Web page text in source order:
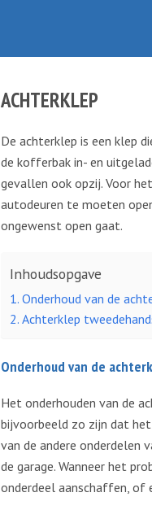
ACHTERKLEP
De achterklep is een klep
de kofferbak in- en
gevallen ook opzij. Voor
autodeuren te moeten
ongewenst open gaat.
Inhoudsopgave
Onderhoud van de
Achterklep
Onderhoud van de
Het onderhouden van de
bijvoorbeeld zo zijn dat
van de andere onderdelen
de garage. Wanneer het
onderdeel aanschaffen, of